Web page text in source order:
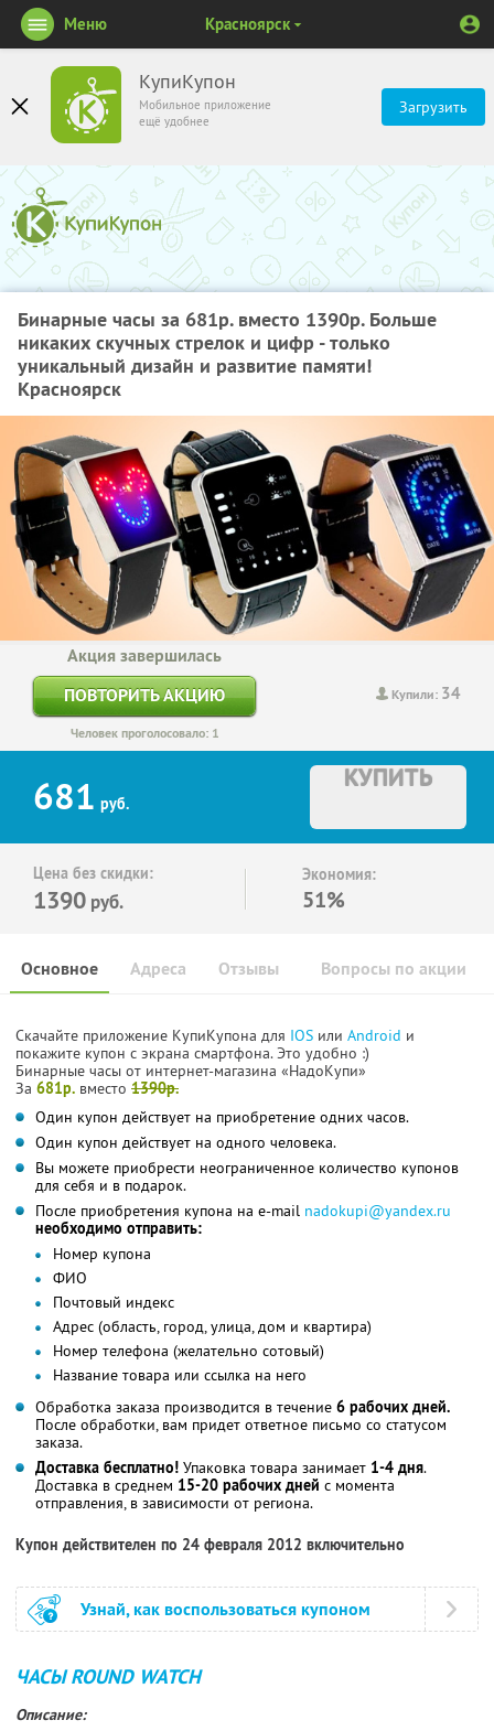
КупиКупон
Мобильное приложение
ещё удобнее
Загрузить
Меню Красноярск
Бинарные часы за 681р. вместо 1390р. Больше
никаких скучных стрелок и цифр - только
уникальный дизайн и развитие памяти!
Красноярск
Купили: 34
Акция завершилась
ПОВТОРИТЬ АКЦИЮ
Человек проголосовало: 1
681 руб.
КУПИТЬ
Цена без скидки:
1390 руб.
Экономия:
51%
Основное Отзывы Вопросы по акции
Адреса
Скачайте приложение КупиКупона для IOS или Android и
покажите купон с экрана смартфона. Это удобно :)
Бинарные часы от интернет-магазина «НадоКупи»
За 681р. вместо 1390р.
Один купон действует на приобретение одних часов.
Один купон действует на одного человека.
Вы можете приобрести неограниченное количество купонов
для себя и в подарок.
После приобретения купона на e-mail nadokupi@yandex.ru
необходимо отправить:
Номер купона
ФИО
Почтовый индекс
Адрес (область, город, улица, дом и квартира)
Номер телефона (желательно сотовый)
Название товара или ссылка на него
Обработка заказа производится в течение 6 рабочих дней.
После обработки, вам придет ответное письмо со статусом
заказа.
Доставка бесплатно! Упаковка товара занимает 1-4 дня.
Доставка в среднем 15-20 рабочих дней с момента
отправления, в зависимости от региона.
Купон действителен по 24 февраля 2012 включительно
Узнай, как воспользоваться купоном
ЧАСЫ ROUND WATCH
Описание: